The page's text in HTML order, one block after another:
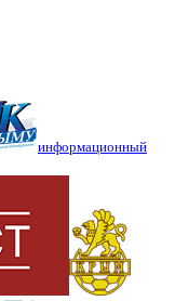
информационный